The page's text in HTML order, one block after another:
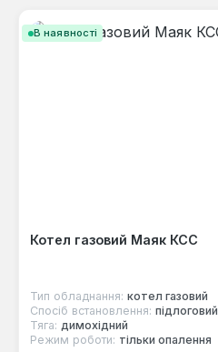
В наявності
Котел газовий Маяк КСС
Тип обладнання: котел газовий
Спосіб встановлення: підлоговий
Тяга: димохідний
Режим роботи: тільки опалення